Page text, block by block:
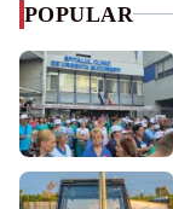
POPULAR